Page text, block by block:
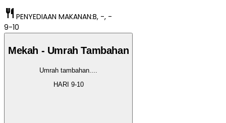
restaurant PENYEDIAAN MAKANAN:B, -, -
9-10
Mekah - Umrah Tambahan
Umrah tambahan.
HARI 9-10